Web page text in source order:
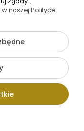
naszej Polityce